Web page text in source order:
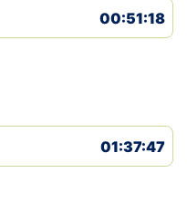
00:51:18
01:37:47